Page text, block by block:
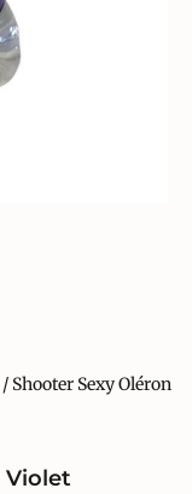
Shooter Sexy Oléron
Violet